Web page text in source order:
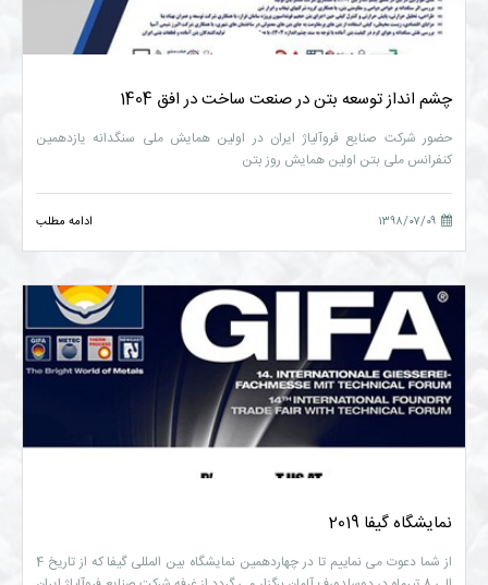
چشم انداز توسعه بتن در صنعت ساخت در افق 1404
حضور شرکت صنایع فروآلیاژ ایران در اولین همایش ملی سنگدانه یازدهمین
کنفرانس ملی بتن اولین همایش روز بتن
۱۳۹۸/۰۷/۰۹ ادامه مطلب
نمایشگاه گیفا 2019
از شما دعوت می نماییم تا در چهاردهمین نمایشگاه بین المللی گیفا که از تاریخ 4